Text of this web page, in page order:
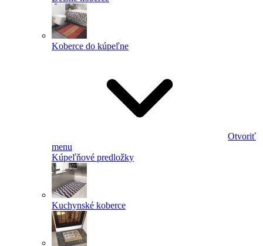
Koberce do kúpeľne
Otvoriť
menu
Kúpeľňové predložky
Kuchynské koberce